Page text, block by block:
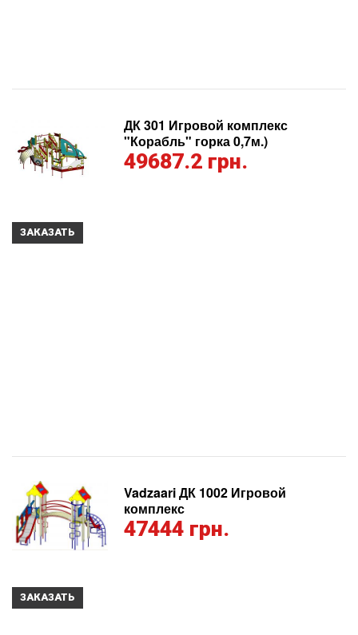
ДК 301 Игровой комплекс
"Корабль" горка 0,7м.)
49687.2 грн.
ЗАКАЗАТЬ
Vadzaari ДК 1002 Игровой
комплекс
47444 грн.
ЗАКАЗАТЬ